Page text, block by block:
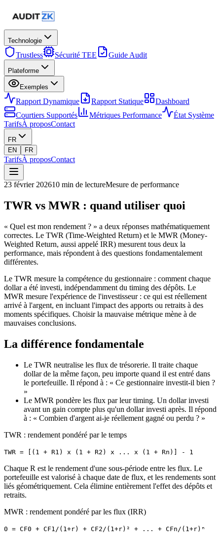
Technologie
Trustless Sécurité TEE Guide Audit
Plateforme
Exemples
Rapport Dynamique Rapport Statique
Dashboard
Courtiers Supportés
Métriques Performance
État Système
TarifsÀ proposContact
FR
EN
FR
TarifsÀ proposContact
23 février 202610 min de lectureMesure de performance
TWR vs MWR : quand utiliser quoi
« Quel est mon rendement ? » a deux réponses mathématiquement
correctes. Le TWR (Time-Weighted Return) et le MWR (Money-
Weighted Return, aussi appelé IRR) mesurent tous deux la
performance, mais répondent à des questions fondamentalement
différentes.
Le TWR mesure la compétence du gestionnaire : comment chaque
dollar a été investi, indépendamment du timing des dépôts. Le
MWR mesure l'expérience de l'investisseur : ce qui est réellement
arrivé à l'argent, en incluant l'impact des apports ou retraits à des
moments spécifiques. Choisir la mauvaise métrique mène à de
mauvaises conclusions.
La différence fondamentale
Le TWR neutralise les flux de trésorerie. Il traite chaque
dollar de la même façon, peu importe quand il est entré dans
le portefeuille. Il répond à : « Ce gestionnaire investit-il bien ?
»
Le MWR pondère les flux par leur timing. Un dollar investi
avant un gain compte plus qu'un dollar investi après. Il répond
à : « Combien d'argent ai-je réellement gagné ou perdu ? »
TWR : rendement pondéré par le temps
TWR = [(1 + R1) x (1 + R2) x ... x (1 + Rn)] - 1
Chaque R est le rendement d'une sous-période entre les flux. Le
portefeuille est valorisé à chaque date de flux, et les rendements sont
liés géométriquement. Cela élimine entièrement l'effet des dépôts et
retraits.
MWR : rendement pondéré par les flux (IRR)
0 = CF0 + CF1/(1+r) + CF2/(1+r)² + ... + CFn/(1+r)ⁿ